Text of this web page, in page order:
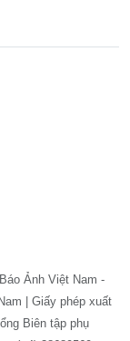
Ảnh Việt Nam -
| Giấy phép xuất
Biên tập phụ